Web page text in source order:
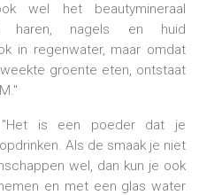
wel het beautymineraal
haren, nagels en huid
in regenwater, maar omdat
groente eten, ontstaat
"Het is een poeder dat je
Als de smaak je niet
wel, dan kun je ook
en met een glas water